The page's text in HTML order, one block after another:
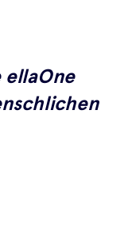
ellaOne